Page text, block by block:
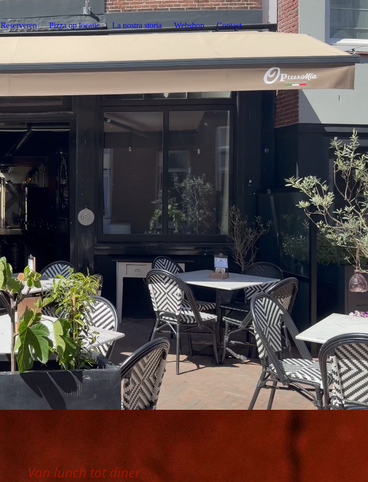
Reserveren Pizza op locatie La nostra storia Webshop Contact
Van lunch tot diner